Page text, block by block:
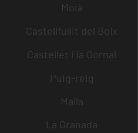
Moià
Castellfullit del Boix
Castellet i la Gornal
Puig-reig
Malla
La Granada